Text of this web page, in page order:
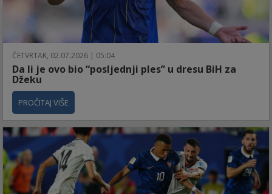
ČETVRTAK, 02.07.2026 | 05:04
Da li je ovo bio “posljednji ples” u dresu BiH za
Džeku
PROČITAJ VIŠE